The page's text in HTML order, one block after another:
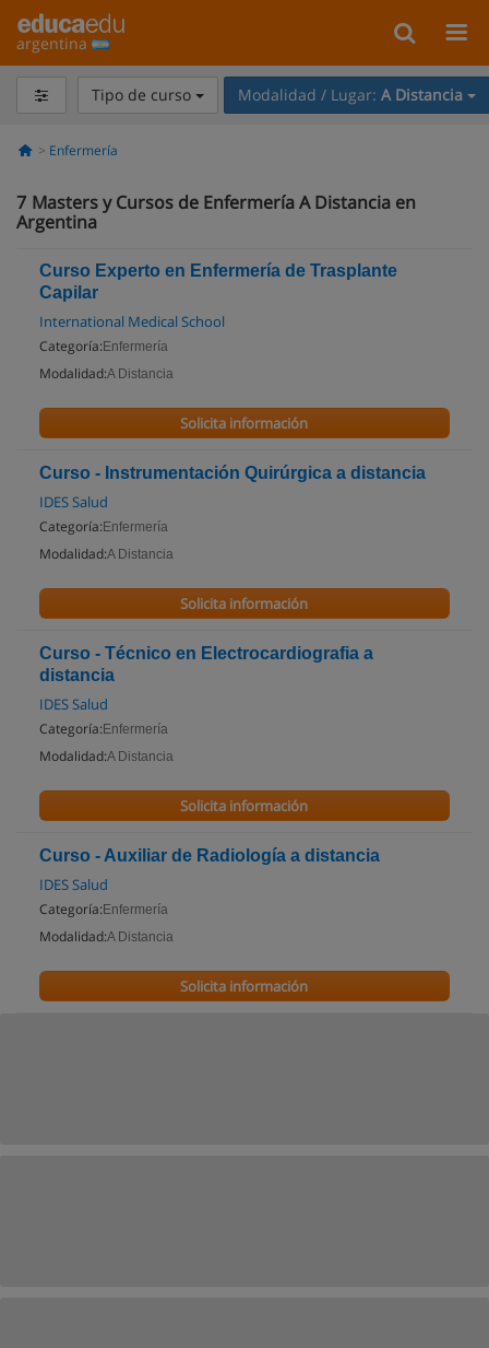
argentina
Tipo de curso Modalidad / Lugar: A Distancia
Enfermería
7 Masters y Cursos de Enfermería A Distancia en
Argentina
Curso Experto en Enfermería de Trasplante
Capilar
International Medical School
Categoría: Enfermería
Modalidad:A Distancia
Solicita información
Curso - Instrumentación Quirúrgica a distancia
IDES Salud
Categoría: Enfermería
Modalidad:A Distancia
Solicita información
Curso - Técnico en Electrocardiografia a
distancia
IDES Salud
Categoría: Enfermería
Modalidad:A Distancia
Solicita información
Curso - Auxiliar de Radiología a distancia
IDES Salud
Categoría: Enfermería
Modalidad:A Distancia
Solicita información